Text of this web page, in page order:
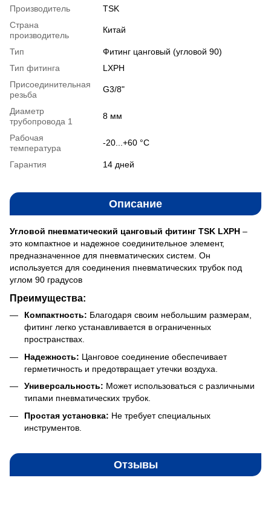
Производитель
TSK
Страна
производитель
Китай
Тип
Фитинг цанговый (угловой 90)
Тип фитинга
LXPH
Присоединительная
резьба
G3/8"
Диаметр
трубопровода 1
8 мм
Рабочая
температура
-20...+60 °С
Гарантия 14 дней
Описание
Угловой пневматический цанговый фитинг TSK LXPH –
это компактное и надежное соединительное элемент,
предназначенное для пневматических систем. Он
используется для соединения пневматических трубок под
углом 90 градусов
Преимущества:
Компактность: Благодаря своим небольшим размерам,
фитинг легко устанавливается в ограниченных
пространствах.
Надежность: Цанговое соединение обеспечивает
герметичность и предотвращает утечки воздуха.
Универсальность: Может использоваться с различными
типами пневматических трубок.
Простая установка: Не требует специальных
инструментов.
Отзывы